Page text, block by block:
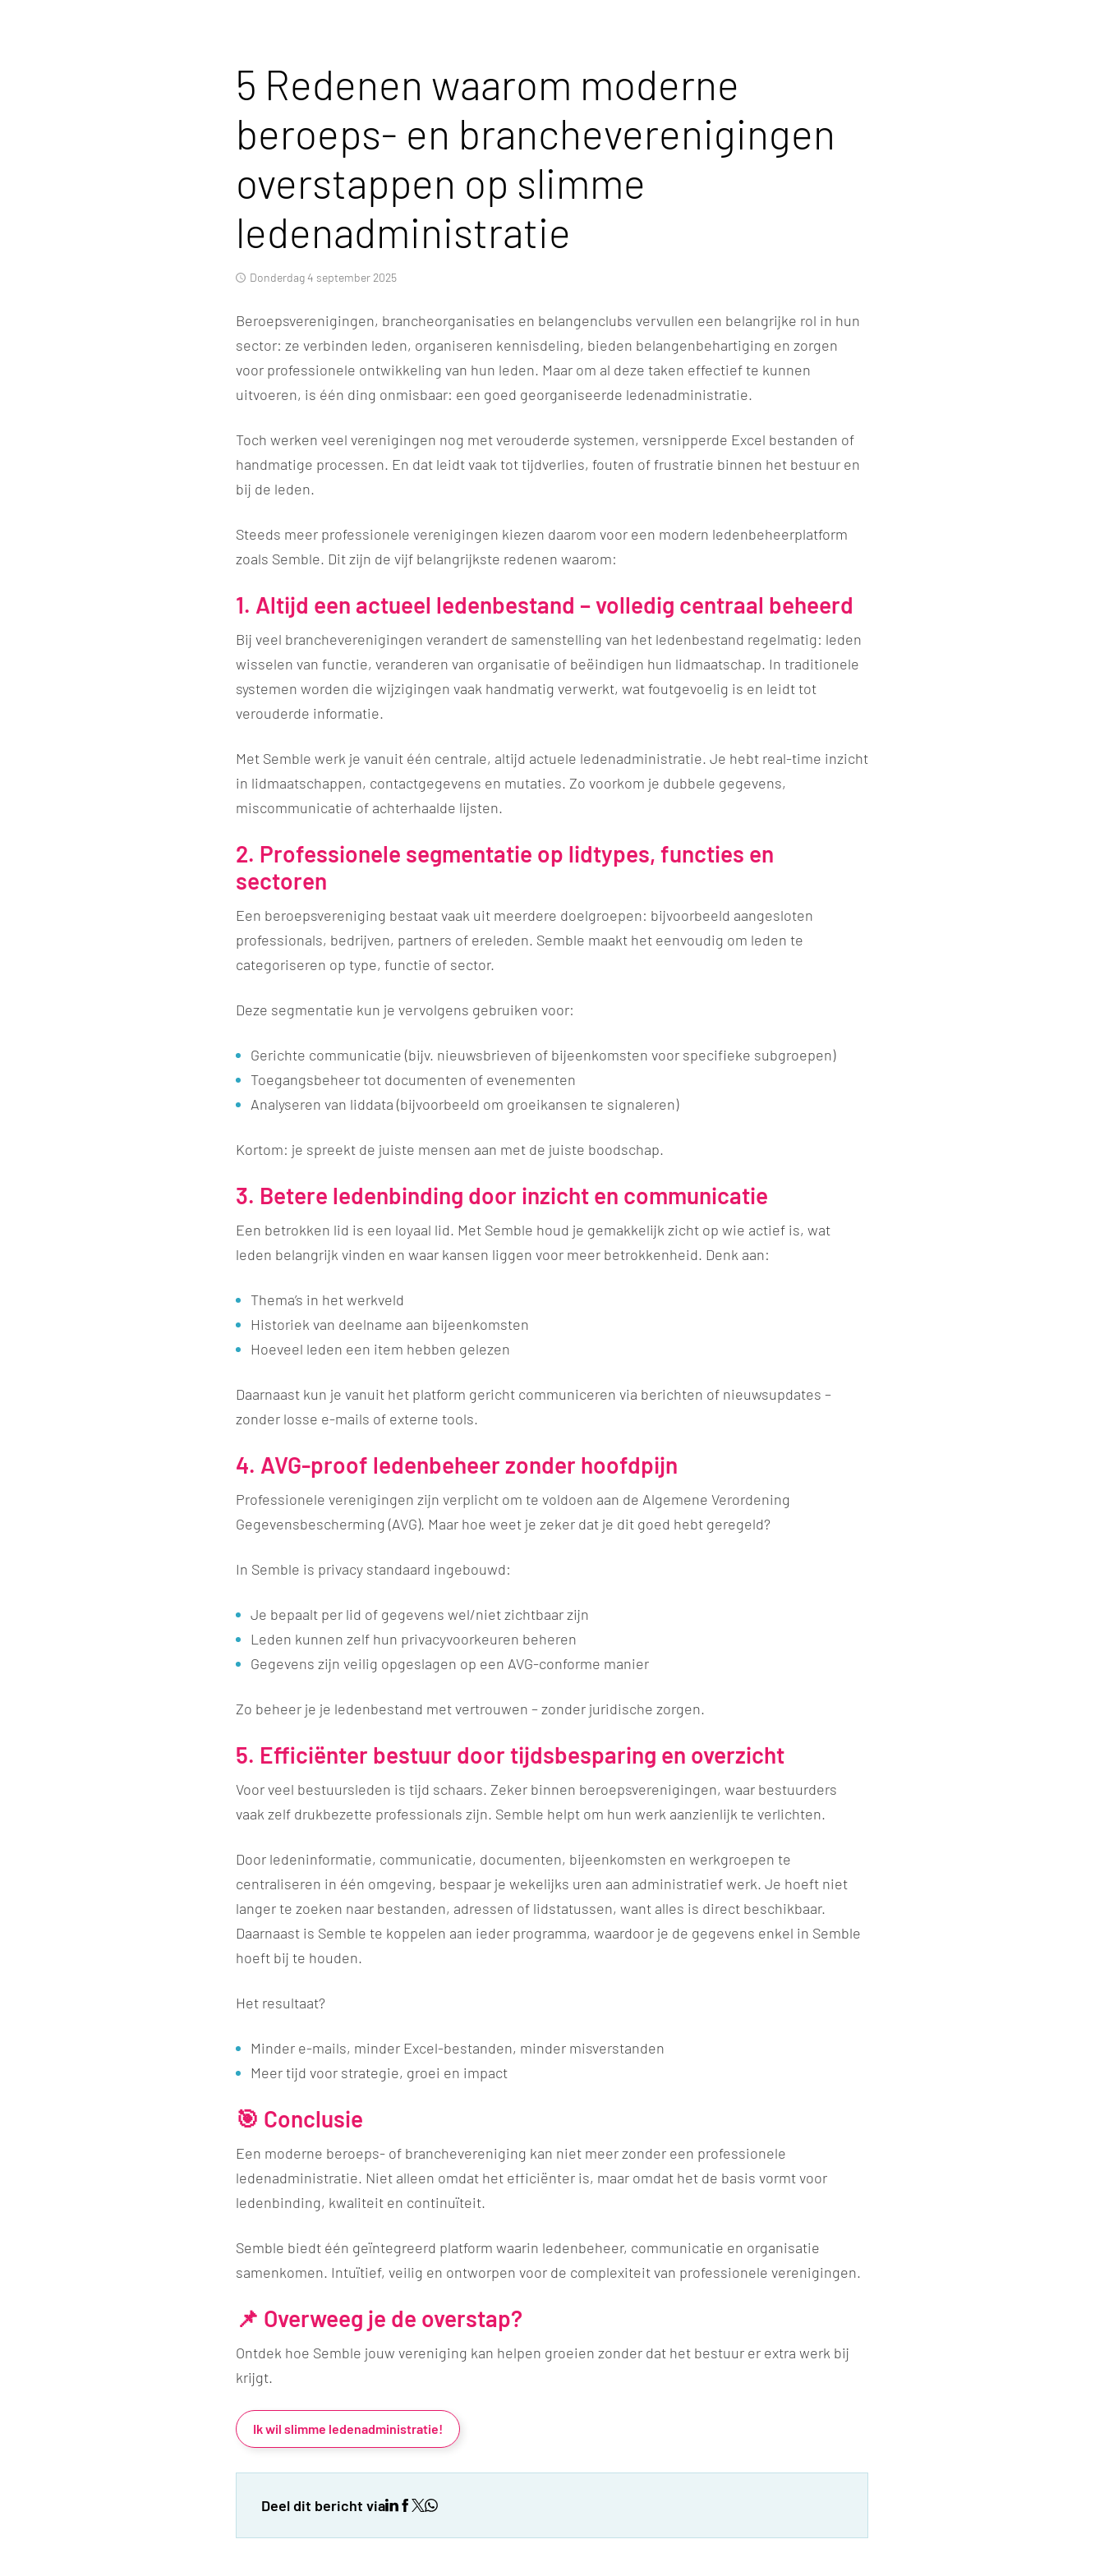
5 Redenen waarom moderne
beroeps- en brancheverenigingen
overstappen op slimme
ledenadministratie
donderdag 4 september 2025
Beroepsverenigingen, brancheorganisaties en belangenclubs vervullen een belangrijke rol in hun
sector: ze verbinden leden, organiseren kennisdeling, bieden belangenbehartiging en zorgen
voor professionele ontwikkeling van hun leden. Maar om al deze taken effectief te kunnen
uitvoeren, is één ding onmisbaar: een goed georganiseerde ledenadministratie.
Toch werken veel verenigingen nog met verouderde systemen, versnipperde Excel bestanden of
handmatige processen. En dat leidt vaak tot tijdverlies, fouten of frustratie binnen het bestuur en
bij de leden.
Steeds meer professionele verenigingen kiezen daarom voor een modern ledenbeheerplatform
zoals Semble. Dit zijn de vijf belangrijkste redenen waarom:
1. Altijd een actueel ledenbestand – volledig centraal beheerd
Bij veel brancheverenigingen verandert de samenstelling van het ledenbestand regelmatig: leden
wisselen van functie, veranderen van organisatie of beëindigen hun lidmaatschap. In traditionele
systemen worden die wijzigingen vaak handmatig verwerkt, wat foutgevoelig is en leidt tot
verouderde informatie.
Met Semble werk je vanuit één centrale, altijd actuele ledenadministratie. Je hebt real-time inzicht
in lidmaatschappen, contactgegevens en mutaties. Zo voorkom je dubbele gegevens,
miscommunicatie of achterhaalde lijsten.
2. Professionele segmentatie op lidtypes, functies en
sectoren
Een beroepsvereniging bestaat vaak uit meerdere doelgroepen: bijvoorbeeld aangesloten
professionals, bedrijven, partners of ereleden. Semble maakt het eenvoudig om leden te
categoriseren op type, functie of sector.
Deze segmentatie kun je vervolgens gebruiken voor:
Gerichte communicatie (bijv. nieuwsbrieven of bijeenkomsten voor specifieke subgroepen)
Toegangsbeheer tot documenten of evenementen
Analyseren van liddata (bijvoorbeeld om groeikansen te signaleren)
Kortom: je spreekt de juiste mensen aan met de juiste boodschap.
3. Betere ledenbinding door inzicht en communicatie
Een betrokken lid is een loyaal lid. Met Semble houd je gemakkelijk zicht op wie actief is, wat
leden belangrijk vinden en waar kansen liggen voor meer betrokkenheid. Denk aan:
Thema’s in het werkveld
Historiek van deelname aan bijeenkomsten
Hoeveel leden een item hebben gelezen
Daarnaast kun je vanuit het platform gericht communiceren via berichten of nieuwsupdates –
zonder losse e-mails of externe tools.
4. AVG-proof ledenbeheer zonder hoofdpijn
Professionele verenigingen zijn verplicht om te voldoen aan de Algemene Verordening
Gegevensbescherming (AVG). Maar hoe weet je zeker dat je dit goed hebt geregeld?
In Semble is privacy standaard ingebouwd:
Je bepaalt per lid of gegevens wel/niet zichtbaar zijn
Leden kunnen zelf hun privacyvoorkeuren beheren
Gegevens zijn veilig opgeslagen op een AVG-conforme manier
Zo beheer je je ledenbestand met vertrouwen – zonder juridische zorgen.
5. Efficiënter bestuur door tijdsbesparing en overzicht
Voor veel bestuursleden is tijd schaars. Zeker binnen beroepsverenigingen, waar bestuurders
vaak zelf drukbezette professionals zijn. Semble helpt om hun werk aanzienlijk te verlichten.
Door ledeninformatie, communicatie, documenten, bijeenkomsten en werkgroepen te
centraliseren in één omgeving, bespaar je wekelijks uren aan administratief werk. Je hoeft niet
langer te zoeken naar bestanden, adressen of lidstatussen, want alles is direct beschikbaar.
Daarnaast is Semble te koppelen aan ieder programma, waardoor je de gegevens enkel in Semble
hoeft bij te houden.
Het resultaat?
Minder e-mails, minder Excel-bestanden, minder misverstanden
Meer tijd voor strategie, groei en impact
🎯 Conclusie
Een moderne beroeps- of branchevereniging kan niet meer zonder een professionele
ledenadministratie. Niet alleen omdat het efficiënter is, maar omdat het de basis vormt voor
ledenbinding, kwaliteit en continuïteit.
Semble biedt één geïntegreerd platform waarin ledenbeheer, communicatie en organisatie
samenkomen. Intuïtief, veilig en ontworpen voor de complexiteit van professionele verenigingen.
📌 Overweeg je de overstap?
Ontdek hoe Semble jouw vereniging kan helpen groeien zonder dat het bestuur er extra werk bij
krijgt.
Ik wil slimme ledenadministratie!
Deel dit bericht via